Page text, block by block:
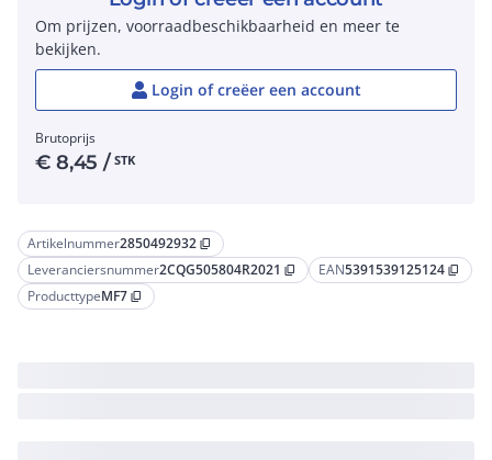
Artikelnummer2850492932 content_copy
Leveranciersnummer2CQG505804R2021 content_copy EAN5391539125124 content_copy
ProducttypeMF7 content_copy
Om prijzen, voorraadbeschikbaarheid en meer te
bekijken.
Login of creëer een account
Brutoprijs
€8,45 / STK